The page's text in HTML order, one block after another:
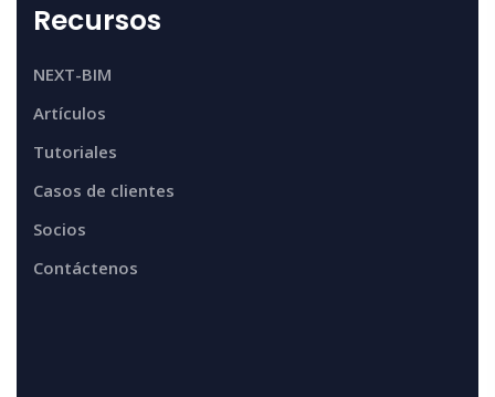
Recursos
NEXT-BIM
Artículos
Tutoriales
Casos de clientes
Socios
Contáctenos